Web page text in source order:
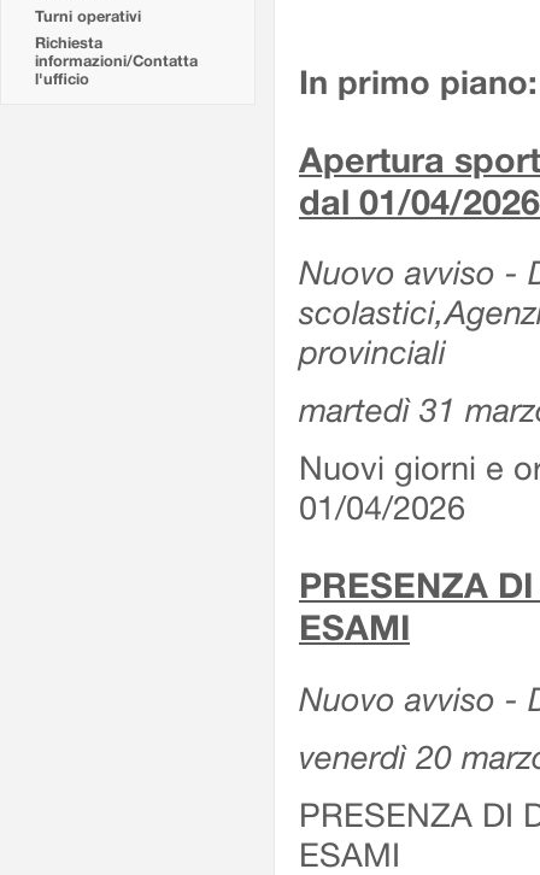
Turni operativi
Richiesta
informazioni/Contatta
l'ufficio
In primo piano:
Apertura
dal 01/04/2026
Nuovo avviso -
provinciali
martedì 31
Nuovi giorni e
01/04/2026
PRESENZA
ESAMI
Nuovo avviso -
venerdì 20
PRESENZA DI
ESAMI